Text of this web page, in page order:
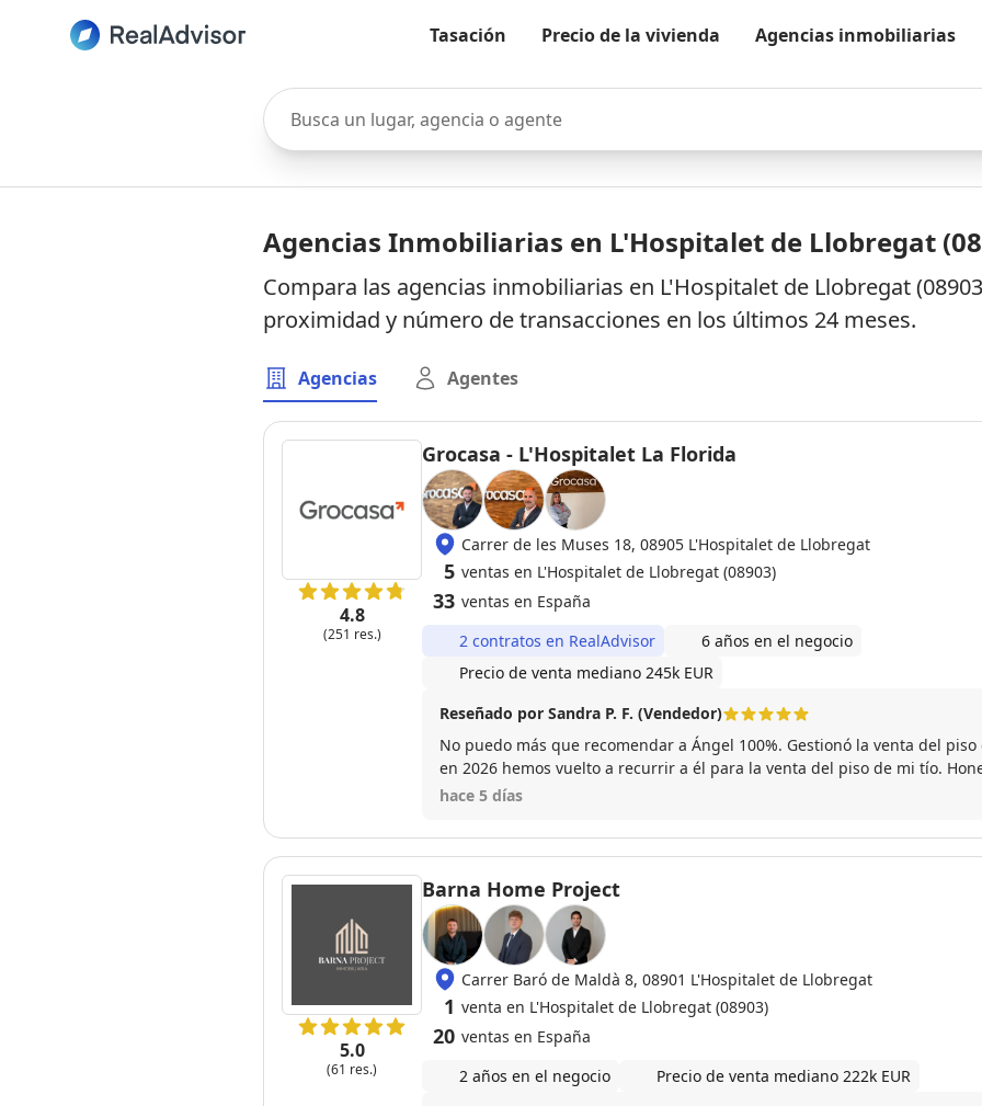
Tasación Precio de la vivienda Agencias inmobiliarias
Busca un lugar, agencia o agente
Agencias Inmobiliarias en L'Hospitalet de Llobregat
Compara las agencias inmobiliarias en L'Hospitalet de Llobregat
proximidad y número de transacciones en los últimos 24 meses.
Agencias Agentes
4.8
(251 res.)
Grocasa - L'Hospitalet La Florida
Carrer de les Muses 18, 08905 L'Hospitalet de Llobregat
5 ventas en L'Hospitalet de Llobregat (08903)
33 ventas en España
2 contratos en RealAdvisor
6 años en el negocio
Precio de venta mediano 245k EUR
Reseñado por Sandra P. F. (Vendedor)
No puedo más que recomendar a Ángel 100%. Gestionó la venta del
en 2026 hemos vuelto a recurrir a él para la venta del piso de mi tío.
comprador como vendedor. Hace todo lo posible para que la compra-
contactemos 😊
hace 5 días
5.0
(61 res.)
Barna Home Project
Carrer Baró de Maldà 8, 08901 L'Hospitalet de Llobregat
1 venta en L'Hospitalet de Llobregat (08903)
20 ventas en España
2 años en el negocio
Precio de venta mediano 222k EUR